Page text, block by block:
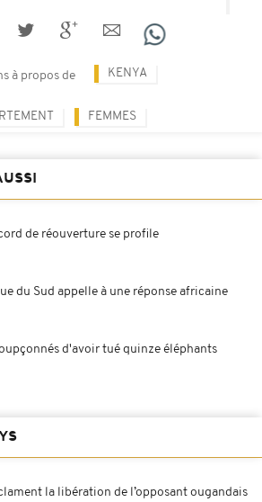
à propos de KENYA
FEMMES
de réouverture se profile
du Sud appelle à une réponse africaine
d'avoir tué quinze éléphants
la libération de l’opposant ougandais